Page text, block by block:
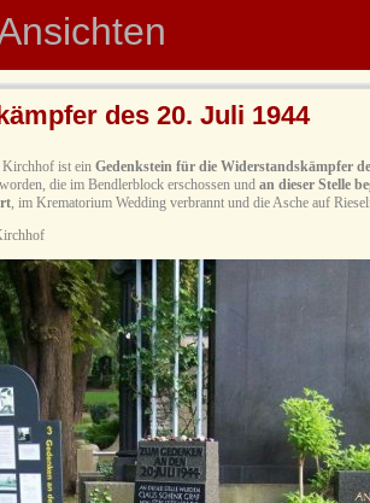
des 20. Juli 1944
ist ein Gedenkstein für die Widerstandskämpfer
die im Bendlerblock erschossen und an dieser Stelle
, im Krematorium Wedding verbrannt und die Asche auf